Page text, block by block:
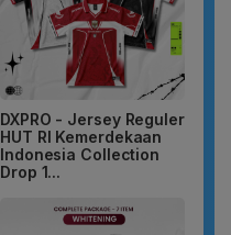
DXPRO - Jersey Reguler
HUT RI Kemerdekaan
Indonesia Collection
Drop 1...